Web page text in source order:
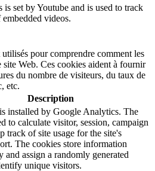
is set by Youtube and is used to track
videos.
pour comprendre comment les
site Web. Ces cookies aident à fournir
du nombre de visiteurs, du taux de
etc.
Description
installed by Google Analytics. The
to calculate visitor, session, campaign
track of site usage for the site's
The cookies store information
and assign a randomly generated
unique visitors.